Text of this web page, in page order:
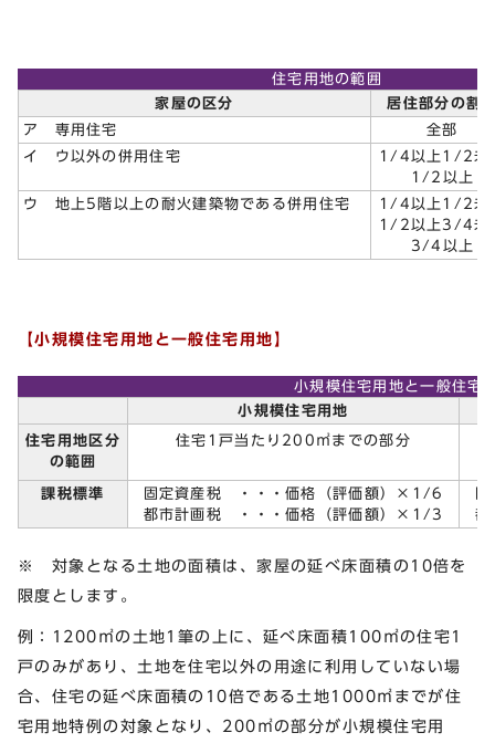
住宅用地の範囲
家屋の区分
居住部分の割
ア 専用住宅
全部
イ ウ以外の併用住宅
1/4以上1/2未
1/2以上
ウ 地上5階以上の耐火建築物である併用住宅
1/4以上1/2未
1/2以上3/4未
3/4以上
【小規模住宅用地と一般住宅用地】
小規模住宅用地と一般住宅
小規模住宅用地
住宅用地区分
の範囲
住宅1戸当たり200㎡までの部分
課税標準
固定資産税 ・・・価格（評価額）×1/6
都市計画税 ・・・価格（評価額）×1/3
都
※ 対象となる土地の面積は、家屋の延べ床面積の10倍を
限度とします。
例：1200㎡の土地1筆の上に、延べ床面積100㎡の住宅1
戸のみがあり、土地を住宅以外の用途に利用していない場
合、住宅の延べ床面積の10倍である土地1000㎡までが住
宅用地特例の対象となり、200㎡の部分が小規模住宅用